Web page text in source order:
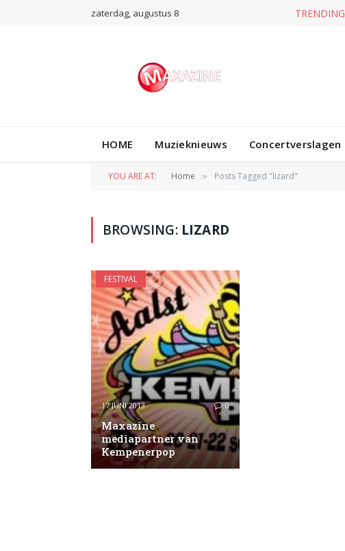
zaterdag, augustus 8 TRENDING
HOME Muzieknieuws Concertverslagen
YOU ARE AT: Home » Posts Tagged "lizard"
BROWSING: LIZARD
FESTIVAL
17 JUNI 2013 0
Maxazine
mediapartner van
Kempenerpop